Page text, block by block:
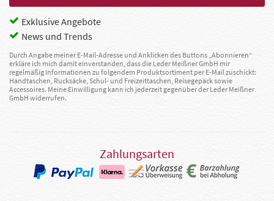
Exklusive Angebote
News und Trends
Durch Angabe meiner E-Mail-Adresse und Anklicken des Buttons „Abonnieren“
erkläre ich mich damit einverstanden, dass die Leder Meißner GmbH mir
regelmäßig Informationen zu folgendem Produktsortiment per E-Mail zuschickt:
Handtaschen, Rucksäcke, Schul- und Freizeittaschen, Reisegepäck sowie
Accessoires. Meine Einwilligung kann ich jederzeit gegenüber der Leder Meißner
GmbH widerrufen.
Zahlungsarten